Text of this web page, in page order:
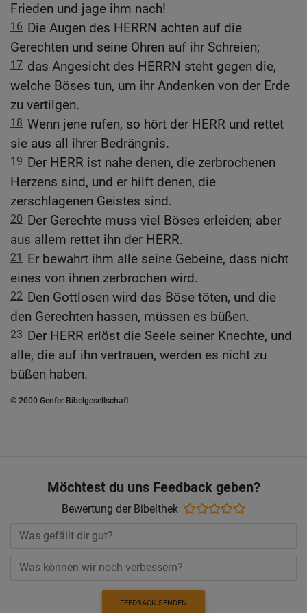
Frieden und jage ihm nach!
16 Die Augen des HERRN achten auf die
Gerechten und seine Ohren auf ihr Schreien;
17 das Angesicht des HERRN steht gegen die,
welche Böses tun, um ihr Andenken von der Erde
zu vertilgen.
18 Wenn jene rufen, so hört der HERR und rettet
sie aus all ihrer Bedrängnis.
19 Der HERR ist nahe denen, die zerbrochenen
Herzens sind, und er hilft denen, die
zerschlagenen Geistes sind.
20 Der Gerechte muss viel Böses erleiden; aber
aus allem rettet ihn der HERR.
21 Er bewahrt ihm alle seine Gebeine, dass nicht
eines von ihnen zerbrochen wird.
22 Den Gottlosen wird das Böse töten, und die
den Gerechten hassen, müssen es büßen.
23 Der HERR erlöst die Seele seiner Knechte, und
alle, die auf ihn vertrauen, werden es nicht zu
büßen haben.
© 2000 Genfer Bibelgesellschaft
Möchtest du uns Feedback geben?
Bewertung der Bibelthek
FEEDBACK SENDEN